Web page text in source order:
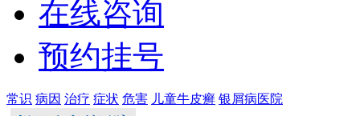
在线咨询
预约挂号
常识 病因 治疗 症状 危害 儿童牛皮癣 银屑病医院